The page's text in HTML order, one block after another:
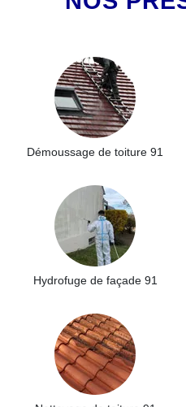
Démoussage de toiture 91
Hydrofuge de façade 91